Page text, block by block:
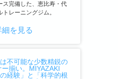
ス完備した、恵比寿・代
レーニングジム。
細を見る